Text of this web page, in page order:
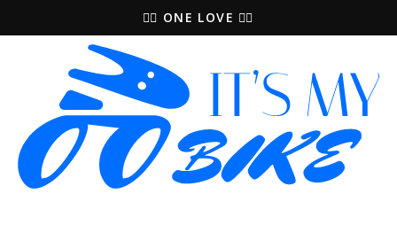
🚵‍♀️ ONE LOVE 🚴‍♀️